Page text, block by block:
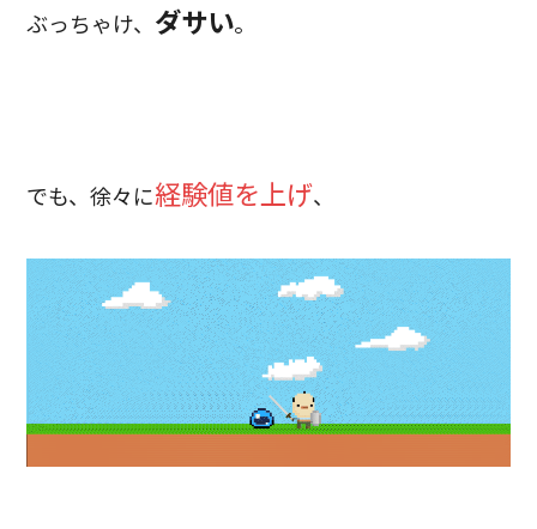
ぶっちゃけ、 ダサい。
でも、徐々に経験値を上げ、